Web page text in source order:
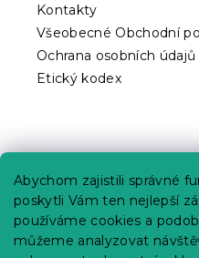
Abychom zajistili správné
poskytli Vám ten nejlepší
používáme cookies a
můžeme analyzovat
Kontakty
Všeobecné Obchodní
Ochrana osobních údajů
Etický kodex
Kariéra
Poptávky a B2B